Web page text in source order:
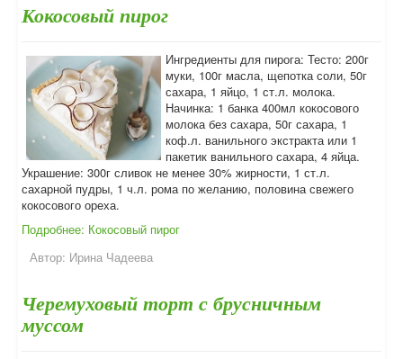
Кокосовый пирог
Ингредиенты для пирога: Тесто: 200г
муки, 100г масла, щепотка соли, 50г
сахара, 1 яйцо, 1 ст.л. молока.
Начинка: 1 банка 400мл кокосового
молока без сахара, 50г сахара, 1
коф.л. ванильного экстракта или 1
пакетик ванильного сахара, 4 яйца.
Украшение: 300г сливок не менее 30% жирности, 1 ст.л.
сахарной пудры, 1 ч.л. рома по желанию, половина свежего
кокосового ореха.
Подробнее: Кокосовый пирог
Автор: Ирина Чадеева
Черемуховый торт с брусничным
муссом